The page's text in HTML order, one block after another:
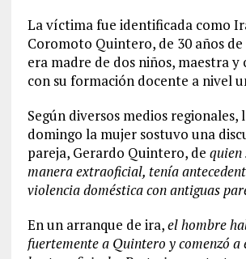
La víctima fue identificada como
Coromoto Quintero, de 30 años de
era madre de dos niños, maestra y
con su formación docente a nivel
Según diversos medios regionales,
domingo la mujer sostuvo una
pareja, Gerardo Quintero, de quien
manera extraoficial, tenía
violencia doméstica con antiguas
En un arranque de ira,el hombre
fuertemente a Quintero y comenzó